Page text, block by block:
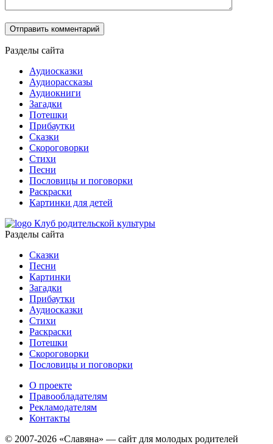
Разделы сайта
Аудиосказки
Аудиорассказы
Аудиокниги
Загадки
Потешки
Прибаутки
Сказки
Скороговорки
Стихи
Песни
Пословицы и поговорки
Раскраски
Картинки для детей
Клуб родительской культуры
Разделы сайта
Сказки
Песни
Картинки
Загадки
Прибаутки
Аудиосказки
Стихи
Раскраски
Потешки
Скороговорки
Пословицы и поговорки
О проекте
Правообладателям
Рекламодателям
Контакты
© 2007-2026 «Славяна» — сайт для молодых родителей